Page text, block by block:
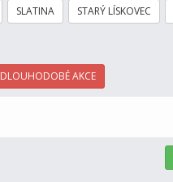
SLATINA STARÝ LÍSKOVEC
DLOUHODOBÉ AKCE